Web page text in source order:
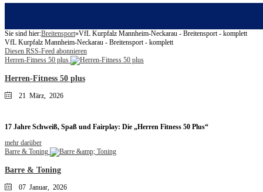
Sie sind hier:Breitensport»VfL Kurpfalz Mannheim-Neckarau - Breitensport - komplett
VfL Kurpfalz Mannheim-Neckarau - Breitensport - komplett
Diesen RSS-Feed abonnieren
Herren-Fitness 50 plus
Herren-Fitness 50 plus
21 März, 2026
17 Jahre Schweiß, Spaß und Fairplay: Die „Herren Fitness 50 Plus“
mehr darüber
Barre & Toning
Barre & Toning
07 Januar, 2026